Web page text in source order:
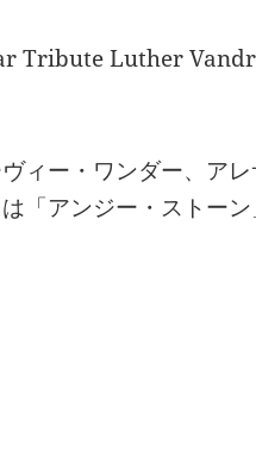
Tribute Luther
ィー・ワンダー、ア
「アンジー・ストー